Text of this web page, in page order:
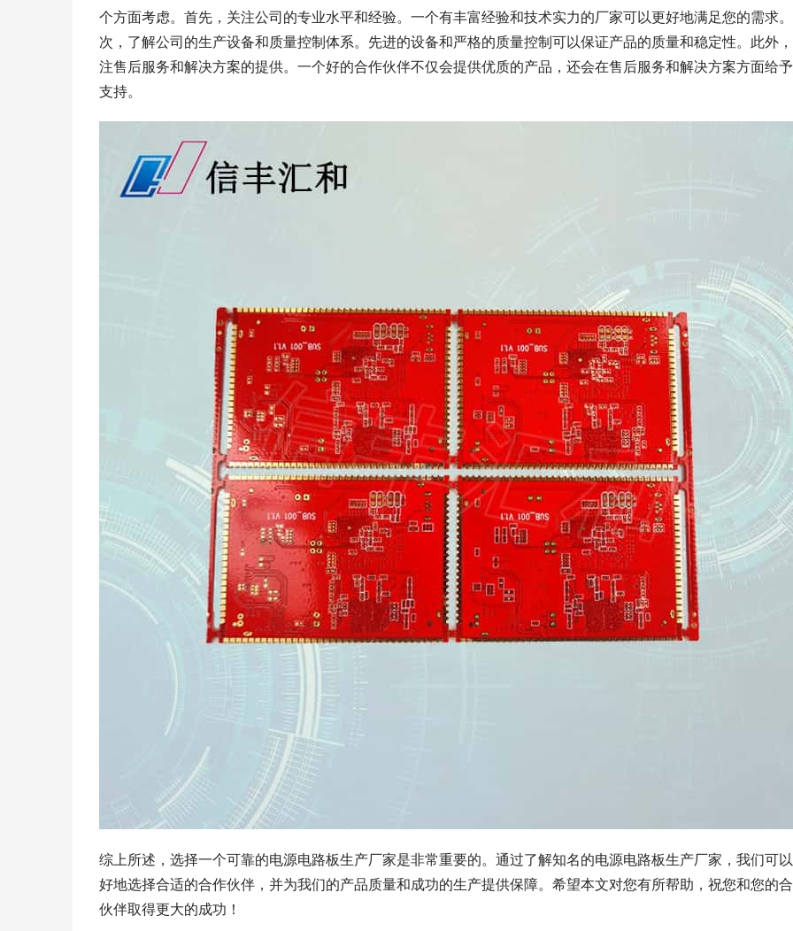
个方面考虑。首先，关注公司的专业水平和经验。一个有丰富经验和技术实力的厂家可以更好地满足您的需求
次，了解公司的生产设备和质量控制体系。先进的设备和严格的质量控制可以保证产品的质量和稳定性。此外
注售后服务和解决方案的提供。一个好的合作伙伴不仅会提供优质的产品，还会在售后服务和解决方案方面给
支持。
综上所述，选择一个可靠的电源电路板生产厂家是非常重要的。通过了解知名的电源电路板生产厂家，我们可
好地选择合适的合作伙伴，并为我们的产品质量和成功的生产提供保障。希望本文对您有所帮助，祝您和您的
伙伴取得更大的成功！